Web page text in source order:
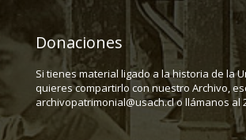
Donaciones
Si tienes material ligado a la historia de la
quieres compartirlo con nuestro Archivo,
archivopatrimonial@usach.cl o llámanos al